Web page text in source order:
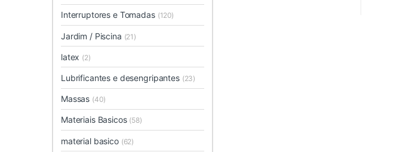
Interruptores e Tomadas (120)
Jardim / Piscina (21)
latex (2)
Lubrificantes e desengripantes (23)
Massas (40)
Materiais Basicos (58)
material basico (62)